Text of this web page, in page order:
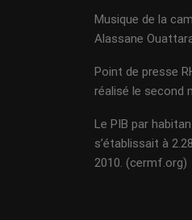
Musique de la
Alassane
Point de presse
réalisé le second
Le PIB par
s’établissait à
2010. (cermf.org)